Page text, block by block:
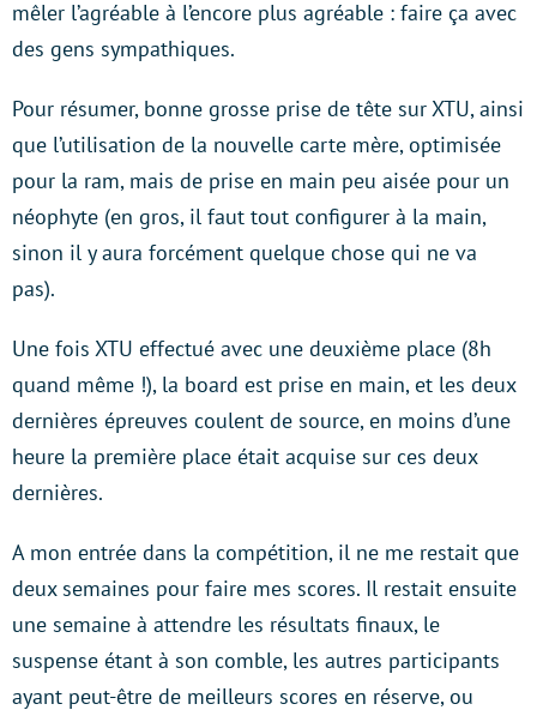
mêler l’agréable à l’encore plus agréable : faire ça avec
des gens sympathiques.
Pour résumer, bonne grosse prise de tête sur XTU, ainsi
que l’utilisation de la nouvelle carte mère, optimisée
pour la ram, mais de prise en main peu aisée pour un
néophyte (en gros, il faut tout configurer à la main,
sinon il y aura forcément quelque chose qui ne va
pas).
Une fois XTU effectué avec une deuxième place (8h
quand même !), la board est prise en main, et les deux
dernières épreuves coulent de source, en moins d’une
heure la première place était acquise sur ces deux
dernières.
A mon entrée dans la compétition, il ne me restait que
deux semaines pour faire mes scores. Il restait ensuite
une semaine à attendre les résultats finaux, le
suspense étant à son comble, les autres participants
ayant peut-être de meilleurs scores en réserve, ou